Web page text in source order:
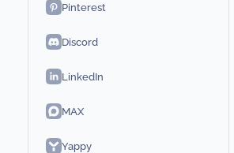
Pinterest
Discord
LinkedIn
MAX
Yappy